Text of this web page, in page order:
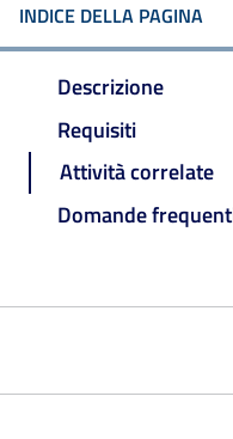
INDICE DELLA PAGINA
Descrizione
Requisiti
Attività correlate
Domande